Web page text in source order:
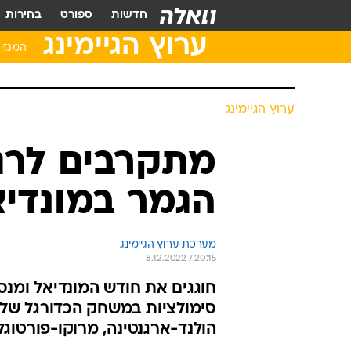
חדשות ספורט בחירות
ערוץ הגיימינג המגזין
ערוץ הגיימינג
מתקרבים
הגמר
מערכת ערוץ הגיימינג
8.12.2022 / 20:15
חוגגים את חודש המונדיאל
הולנד-ארגנטינה, מרוקו-